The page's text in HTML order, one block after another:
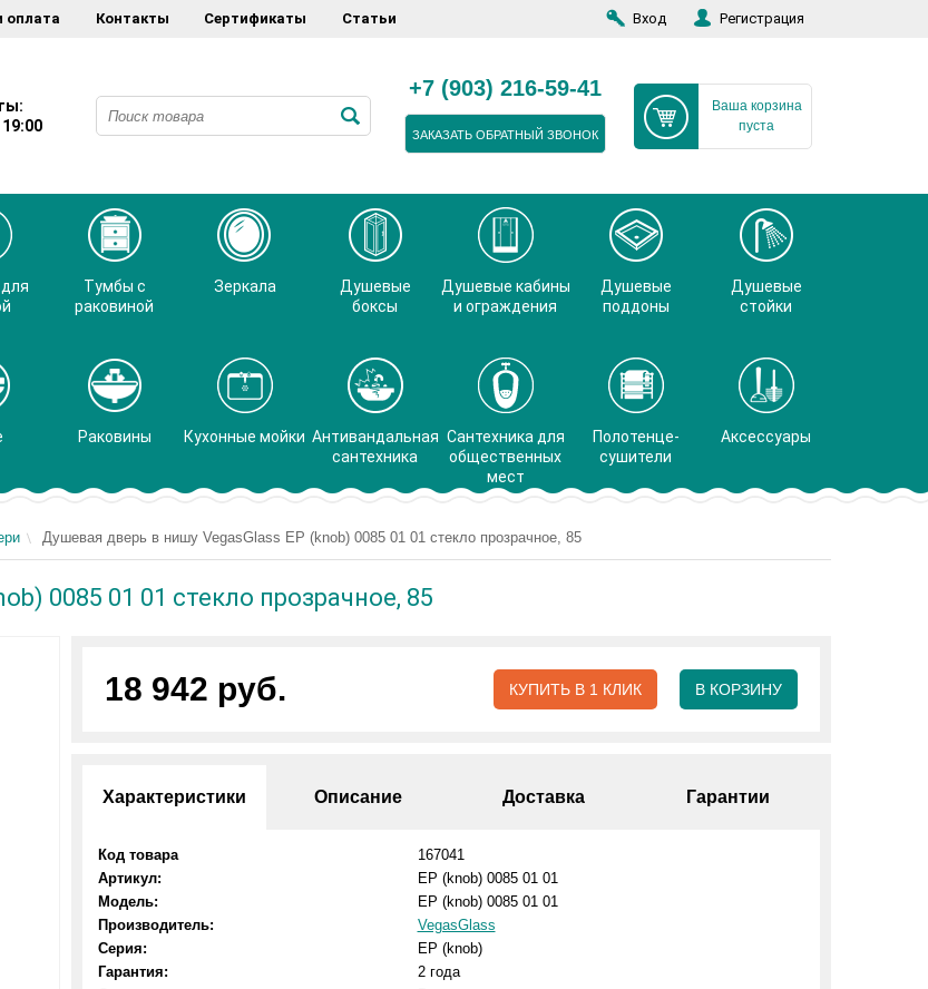
оплата Контакты Сертификаты Статьи Вход Регистрация
+7 (903) 216-59-41
ЗАКАЗАТЬ ОБРАТНЫЙ ЗВОНОК
Ваша корзина
пуста
Тумбы с
раковиной
Зеркала
Душевые
боксы
Душевые кабины
и ограждения
Душевые
поддоны
Душевые
стойки
Раковины Кухонные мойки Антивандальная
сантехника
Сантехника для
общественных
мест
Полотенце-
сушители
Аксессуары
Душевая дверь в нишу VegasGlass EP (knob) 0085 01 01 стекло прозрачное, 85
0085 01 01 стекло прозрачное, 85
18 942 руб. КУПИТЬ В 1 КЛИК В КОРЗИНУ
Характеристики Описание Доставка Гарантии
Код товара
167041
Артикул:
EP (knob) 0085 01 01
Модель:
EP (knob) 0085 01 01
Производитель:
VegasGlass
Серия:
EP (knob)
Гарантия:
2 года